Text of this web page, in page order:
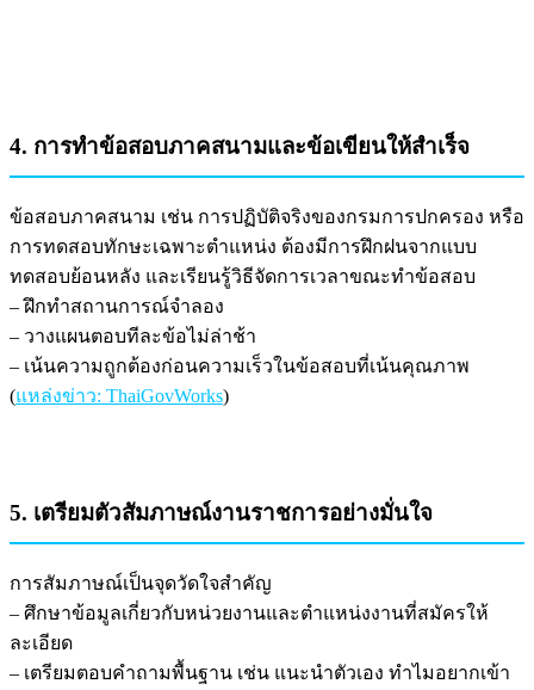
4. การทำข้อสอบภาคสนามและข้อเขียนให้สำเร็จ
ข้อสอบภาคสนาม เช่น การปฏิบัติจริงของกรมการปกครอง หรือ
การทดสอบทักษะเฉพาะตำแหน่ง ต้องมีการฝึกฝนจากแบบ
ทดสอบย้อนหลัง และเรียนรู้วิธีจัดการเวลาขณะทำข้อสอบ
– ฝึกทำสถานการณ์จำลอง
– วางแผนตอบทีละข้อไม่ล่าช้า
– เน้นความถูกต้องก่อนความเร็วในข้อสอบที่เน้นคุณภาพ
(แหล่งข่าว: ThaiGovWorks)
5. เตรียมตัวสัมภาษณ์งานราชการอย่างมั่นใจ
การสัมภาษณ์เป็นจุดวัดใจสำคัญ
– ศึกษาข้อมูลเกี่ยวกับหน่วยงานและตำแหน่งงานที่สมัครให้
ละเอียด
– เตรียมตอบคำถามพื้นฐาน เช่น แนะนำตัวเอง ทำไมอยากเข้า